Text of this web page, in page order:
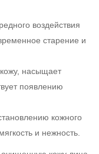
воздействия
старение и
насыщает
появлению
кожного
и нежность.